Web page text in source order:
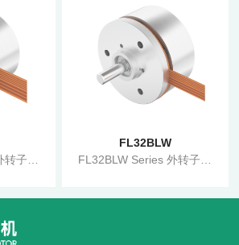
FL20BLW Series 外转子无刷电机
FL32BLW
FL32BLW Series 外转子无刷电机